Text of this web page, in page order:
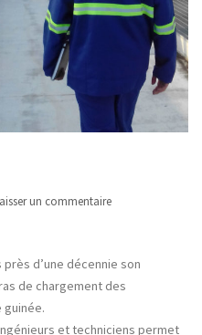
un commentaire
près d’une décennie son
de chargement des
et techniciens permet